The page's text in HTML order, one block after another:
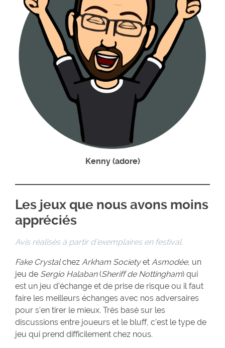
Kenny (adore)
Les jeux que nous avons moins
appréciés
Avis réalisés à partir d’exemplaires en festival.
Fake Crystalchez Arkham Societyet Asmodée, un
jeu de Sergio Halaban(Sheriff de Nottingham) qui
est un jeu d’échange et de prise de risque ou il faut
faire les meilleurs échanges avec nos adversaires
pour s’en tirer le mieux. Très basé sur les
discussions entre joueurs et le bluff, c’est le type de
jeu qui prend difficilement chez nous.